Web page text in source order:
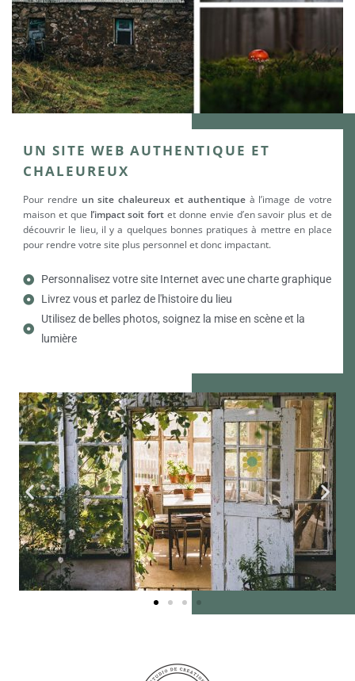
UN SITE WEB AUTHENTIQUE ET
CHALEUREUX
Pour rendre un site chaleureux et authentiqueà l’image de votre
maison et que l’impact soit fort et donne envie d’en savoir plus et de
découvrir le lieu, il y a quelques bonnes pratiques à mettre en place
pour rendre votre site plus personnel et donc impactant.
Personnalisez votre site Internet avec une charte graphique
Livrez vous et parlez de l'histoire du lieu
Utilisez de belles photos, soignez la mise en scène et la
lumière